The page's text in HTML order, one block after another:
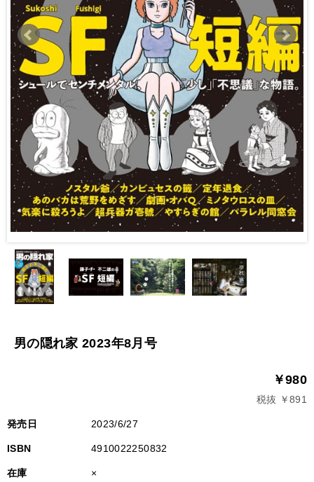
男の隠れ家 2023年8月号
￥980
税抜 ￥891
発売日 2023/6/27
ISBN 4910022250832
在庫 ×